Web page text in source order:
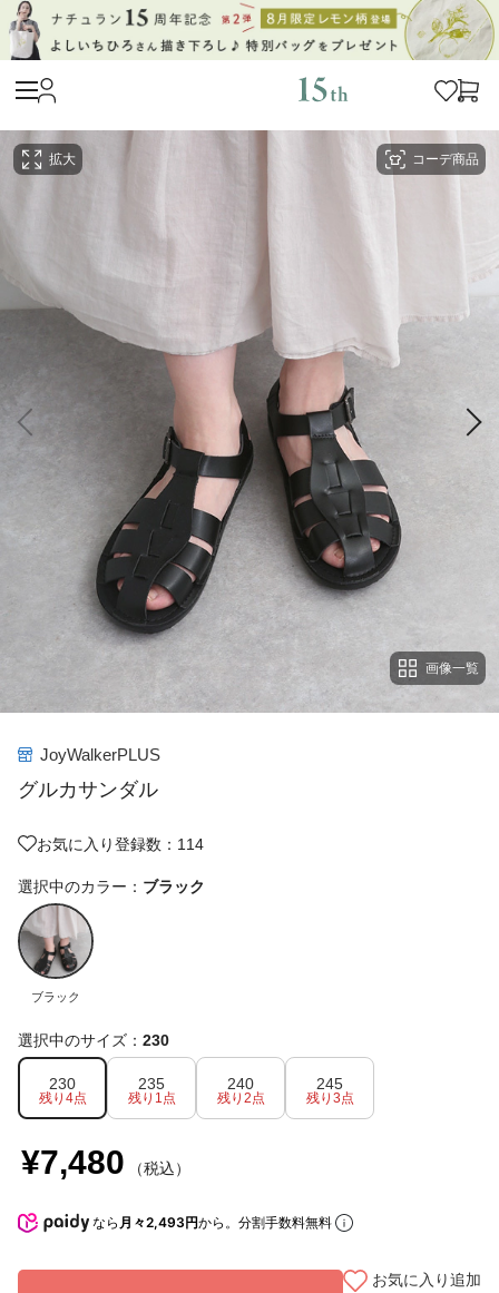
コーデ商品
拡大
画像一覧
JoyWalkerPLUS
グルカサンダル
お気に入り登録数：114
選択中のカラー： ブラック
ブラック
選択中のサイズ： 230
230
残り4点
235
残り1点
240
残り2点
245
残り3点
¥7,480 （税込）
なら 月々2,493円から。分割手数料無料
お気に入り追加